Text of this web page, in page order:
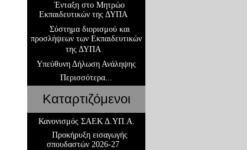
Ένταξη στο Μητρώο
Εκπαιδευτικών της ΔΥΠΑ
Σύστημα διορισμού και
προσλήψεων των Εκπαιδευτικών
της ΔΥΠΑ
Υπεύθυνη Δήλωση Ανάληψης
Περισσότερα...
Καταρτιζόμενοι
Κανονισμός ΣΑΕΚ Δ.ΥΠ.Α.
Προκήρυξη εισαγωγής
σπουδαστών 2026-27